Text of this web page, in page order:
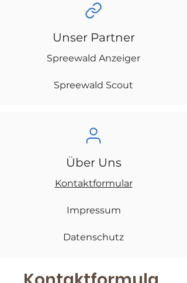
Unser Partner
Spreewald Anzeiger
Spreewald Scout
Über Uns
Kontaktformular
Impressum
Datenschutz